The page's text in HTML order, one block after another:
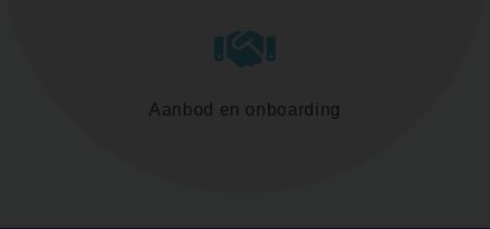
Aanbod en onboarding